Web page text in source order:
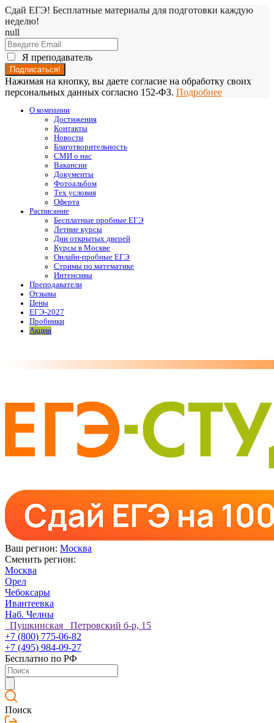
Сдай ЕГЭ! Бесплатные материалы для подготовки каждую
неделю!
null
Я преподаватель
Нажимая на кнопку, вы даете согласие на обработку своих
персональных данных согласно 152-ФЗ. Подробнее
О компании
Достижения
Контакты
Новости
Благотворительность
СМИ о нас
Вакансии
Документы
Фотоальбом
Тех условия
Оферта
Расписание
Бесплатные пробные ЕГЭ
Летние курсы
Дни открытых дверей
Курсы в Москве
Онлайн-пробные ЕГЭ
Стримы по математике
Интенсивы
Преподаватели
Отзывы
Цены
ЕГЭ-2027
Пробники
Акции
Ваш регион: Москва
Сменить регион:
Москва
Орел
Чебоксары
Ивантеевка
Наб. Челны
Пушкинская Петровский б-р, 15
+7 (800) 775-06-82
+7 (495) 984-09-27
Бесплатно по РФ
Поиск